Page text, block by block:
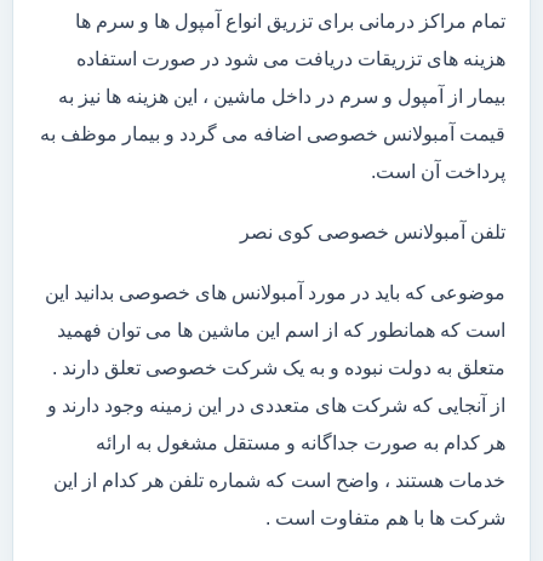
تمام مراکز درمانی برای تزریق انواع آمپول ها و سرم ها
هزینه های تزریقات دریافت می شود در صورت استفاده
بیمار از آمپول و سرم در داخل ماشین ، این هزینه ها نیز به
قیمت آمبولانس خصوصی اضافه می گردد و بیمار موظف به
پرداخت آن است.
تلفن آمبولانس خصوصی کوی نصر
موضوعی که باید در مورد آمبولانس های خصوصی بدانید این
است که همانطور که از اسم این ماشین ها می توان فهمید
متعلق به دولت نبوده و به یک شرکت خصوصی تعلق دارند .
از آنجایی که شرکت های متعددی در این زمینه وجود دارند و
هر کدام به صورت جداگانه و مستقل مشغول به ارائه
خدمات هستند ، واضح است که شماره تلفن هر کدام از این
شرکت ها با هم متفاوت است .